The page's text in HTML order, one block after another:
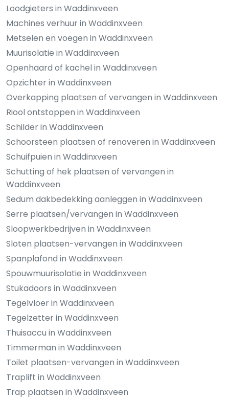
Loodgieters in Waddinxveen
Machines verhuur in Waddinxveen
Metselen en voegen in Waddinxveen
Muurisolatie in Waddinxveen
Openhaard of kachel in Waddinxveen
Opzichter in Waddinxveen
Overkapping plaatsen of vervangen in Waddinxveen
Riool ontstoppen in Waddinxveen
Schilder in Waddinxveen
Schoorsteen plaatsen of renoveren in Waddinxveen
Schuifpuien in Waddinxveen
Schutting of hek plaatsen of vervangen in
Waddinxveen
Sedum dakbedekking aanleggen in Waddinxveen
Serre plaatsen/vervangen in Waddinxveen
Sloopwerkbedrijven in Waddinxveen
Sloten plaatsen-vervangen in Waddinxveen
Spanplafond in Waddinxveen
Spouwmuurisolatie in Waddinxveen
Stukadoors in Waddinxveen
Tegelvloer in Waddinxveen
Tegelzetter in Waddinxveen
Thuisaccu in Waddinxveen
Timmerman in Waddinxveen
Toilet plaatsen-vervangen in Waddinxveen
Traplift in Waddinxveen
Trap plaatsen in Waddinxveen